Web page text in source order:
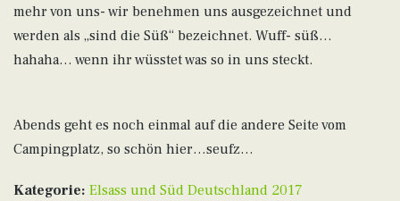
mehr von uns- wir benehmen uns ausgezeichnet und
werden als „sind die Süß“ bezeichnet. Wuff- süß…
hahaha… wenn ihr wüsstet was so in uns steckt.
Abends geht es noch einmal auf die andere Seite vom
Campingplatz, so schön hier…seufz…
Kategorie: Elsass und Süd Deutschland 2017